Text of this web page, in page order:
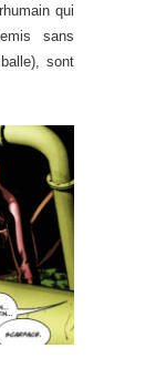
qui
sans
sont